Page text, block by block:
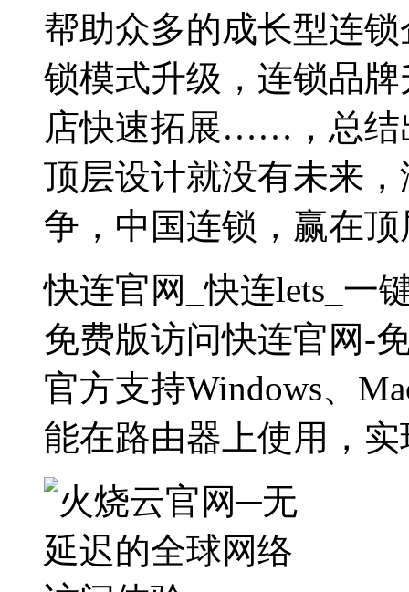
帮助众多的成长型连
锁模式升级，连锁品
店快速拓展……，总结
顶层设计就没有未来
争，中国连锁，赢在
快连官网_快连lets_一
免费版访问快连官网-
官方支持Windows、
能在路由器上使用，